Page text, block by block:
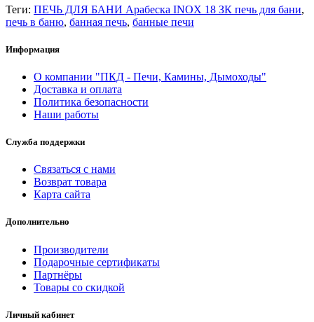
Теги: ПЕЧЬ ДЛЯ БАНИ Арабеска INOX 18 ЗК печь для бани,
печь в баню, банная печь, банные печи
Информация
О компании "ПКД - Печи, Камины, Дымоходы"
Доставка и оплата
Политика безопасности
Наши работы
Служба поддержки
Связаться с нами
Возврат товара
Карта сайта
Дополнительно
Производители
Подарочные сертификаты
Партнёры
Товары со скидкой
Личный кабинет